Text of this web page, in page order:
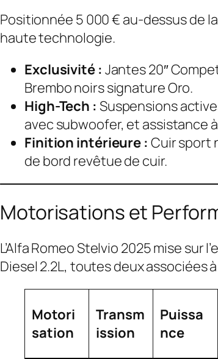
Positionnée 5 000 € au-dessus de
haute technologie.
Exclusivité : Jantes 20″
Brembo noirs signature Oro.
High-Tech : Suspensions
avec subwoofer, et assistance
Finition intérieure : Cuir sport
de bord revêtue de cuir.
Motorisations et
L’Alfa Romeo Stelvio 2025 mise
Diesel 2.2L, toutes deux associées
Motori
sation
Transm
ission
Puissa
nce